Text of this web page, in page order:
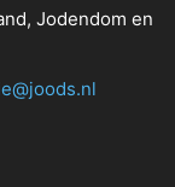
Jodendom en